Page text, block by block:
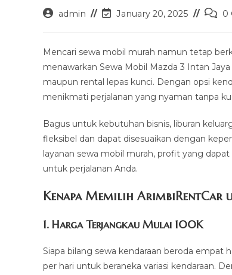
Postadmin
PostJanuary 20, 2025
Post0
Mencari sewa mobil murah namun tetap
menawarkan Sewa Mobil Mazda 3 Intan
maupun rental lepas kunci. Dengan opsi
menikmati perjalanan yang nyaman tanpa
Bagus untuk kebutuhan bisnis, liburan
fleksibel dan dapat disesuaikan dengan
layanan sewa mobil murah, profit yang
untuk perjalanan Anda.
Kenapa Memilih ArimbiRentCar
1. Harga Terjangkau Mulai 100K
Siapa bilang sewa kendaraan beroda empat
per hari untuk beraneka variasi kendaraan.